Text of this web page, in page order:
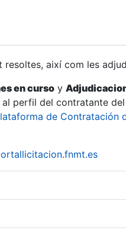
així com les
en curso y
perfil del contratante del
de Contratación